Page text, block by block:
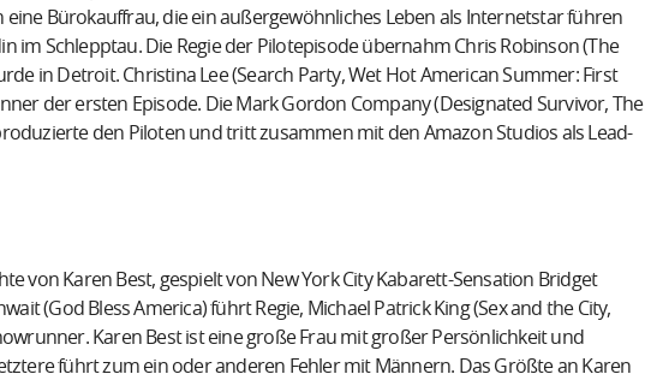
eine Bürokauffrau, die ein außergewöhnliches Leben als Internetstar führen
im Schlepptau. Die Regie der Pilotepisode übernahm Chris Robinson (The
in Detroit. Christina Lee (Search Party, Wet Hot American Summer: First
der ersten Episode. Die Mark Gordon Company (Designated Survivor, The
den Piloten und tritt zusammen mit den Amazon Studios als Lead-
von Karen Best, gespielt von New York City Kabarett-Sensation Bridget
(God Bless America) führt Regie, Michael Patrick King (Sex and the City,
Karen Best ist eine große Frau mit großer Persönlichkeit und
führt zum ein oder anderen Fehler mit Männern. Das Größte an Karen